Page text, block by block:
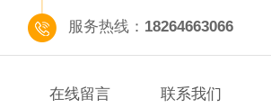
服务热线： 18264663066
在线留言 联系我们